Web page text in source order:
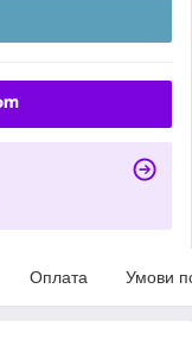
Оплата Умови